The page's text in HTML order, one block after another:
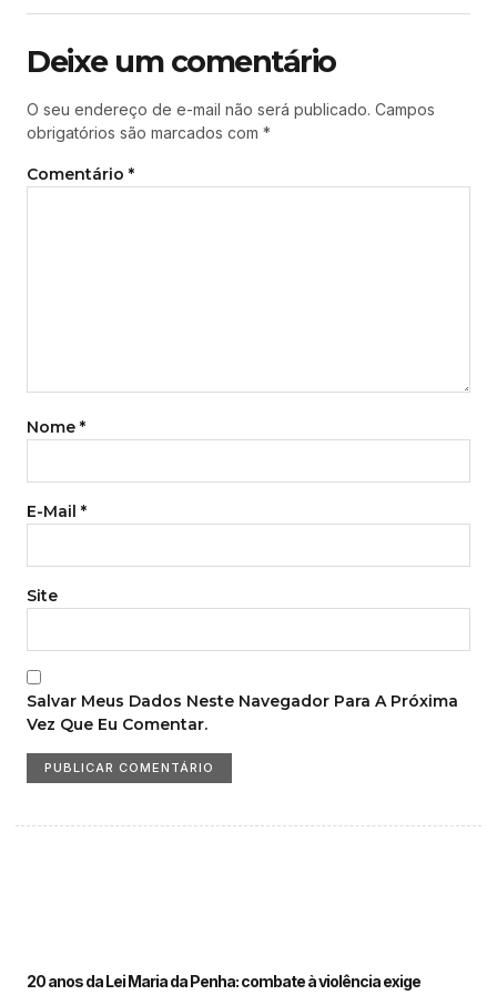
Deixe um comentário
O seu endereço de e-mail não será publicado. Campos
obrigatórios são marcados com *
Comentário *
Nome *
E-Mail *
Site
Salvar Meus Dados Neste Navegador Para A Próxima
Vez Que Eu Comentar.
20 anos da Lei Maria da Penha: combate à violência exige